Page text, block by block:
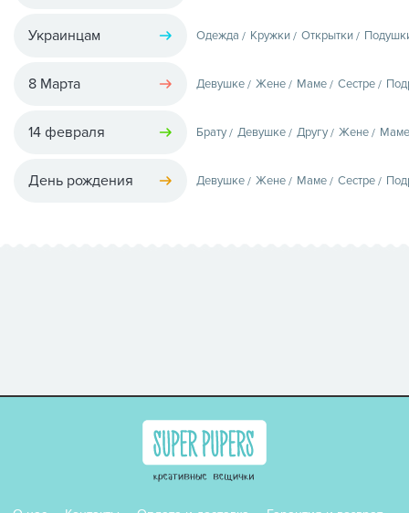
Украинцам Одежда Кружки Открытки
8 Марта Девушке Жене Маме Сестре
14 февраля Брату Девушке Другу Жене Маме
День рождения Девушке Жене Маме Сестре